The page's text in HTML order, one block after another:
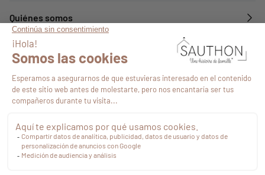
Quiénes somos
Servicios
Síguenos en